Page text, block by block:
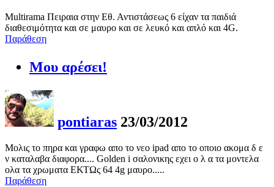
Multirama Πειραια στην Εθ. Αντιστάσεως 6 είχαν τα παιδιά
διαθεσιμότητα και σε μαυρο και σε λευκό και απλό και 4G.
Παράθεση
Μου αρέσει!
pontiaras 23/03/2012
Μολις το πηρα και γραφω απο το νεο ipad απο το οποιο ακομα δ ε
ν καταλαβα διαφορα.... Golden i σαλονικης εχει ο λ α τα μοντελα
ολα τα χρωματα ΕΚΤΩς 64 4g μαυρο.....
Παράθεση